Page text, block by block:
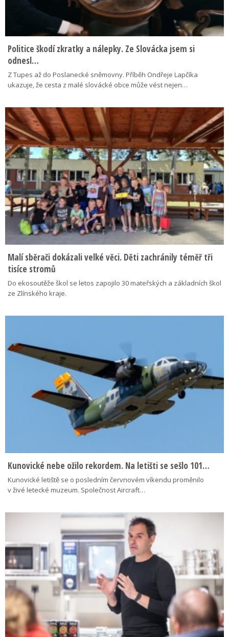
Politice škodí zkratky a nálepky. Ze Slovácka jsem si
odnesl…
Z Tupes až do Poslanecké sněmovny. Příběh Ondřeje Lapčíka
ukazuje, že cesta z malé slovácké obce může vést nejen…
Malí sběrači dokázali velké věci. Děti zachránily téměř tři
tisíce stromů
Do ekosoutěže škol se letos zapojilo 30 mateřských a základních škol
ze Zlínského kraje.
Kunovické nebe ožilo rekordem. Na letišti se sešlo 101…
Kunovické letiště se o posledním červnovém víkendu proměnilo
v živé letecké muzeum. Společnost Aircraft…